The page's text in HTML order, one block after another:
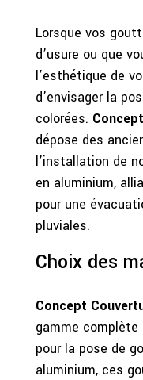
Lorsque vos
d’usure ou que
l’esthétique de
d’envisager la
colorées.
dépose des
l’installation de
en aluminium,
pour une
pluviales.
Choix des
Concept
gamme
pour la pose de
aluminium, ces